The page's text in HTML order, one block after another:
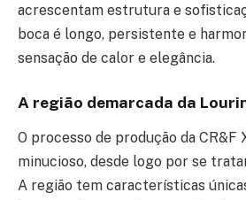
acrescentam estrutura e
boca é longo, persistente e
sensação de calor e elegância.
A região demarcada da
O processo de produção da CR&F
minucioso, desde logo por se
A região tem características